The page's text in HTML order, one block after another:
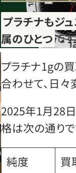
プラチナもジ
属のひとつです
プラチナ1gの
合わせて、日々
2025年1月28
格は次の通りで
純度
買